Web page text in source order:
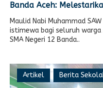
Banda Aceh:
Maulid Nabi Muhammad
istimewa bagi seluruh
SMA Negeri 12 Banda..
Artikel Berita